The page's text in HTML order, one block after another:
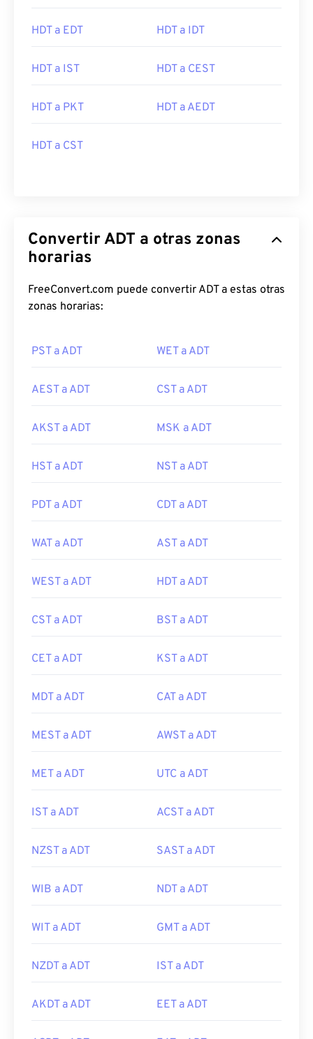
HDT a EDT HDT a IDT
HDT a IST HDT a CEST
HDT a PKT HDT a AEDT
HDT a CST
Convertir ADT a otras zonas
horarias
FreeConvert.com puede convertir ADT a estas otras
zonas horarias:
PST a ADT WET a ADT
AEST a ADT CST a ADT
AKST a ADT MSK a ADT
HST a ADT NST a ADT
PDT a ADT CDT a ADT
WAT a ADT AST a ADT
WEST a ADT HDT a ADT
CST a ADT BST a ADT
CET a ADT KST a ADT
MDT a ADT CAT a ADT
MEST a ADT AWST a ADT
MET a ADT UTC a ADT
IST a ADT ACST a ADT
NZST a ADT SAST a ADT
WIB a ADT NDT a ADT
WIT a ADT GMT a ADT
NZDT a ADT IST a ADT
AKDT a ADT EET a ADT